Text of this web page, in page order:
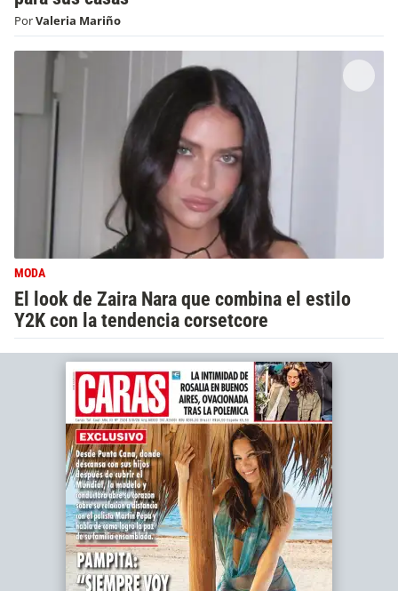
PorValeria Mariño
MODA
El look de Zaira Nara que combina el estilo
Y2K con la tendencia corsetcore